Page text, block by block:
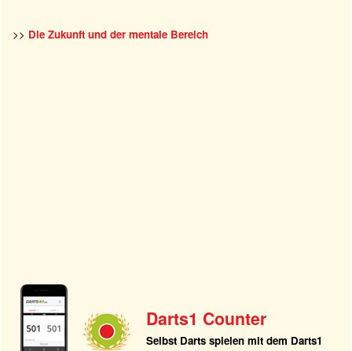
>> Die Zukunft und der mentale Bereich
Darts1 Counter
Selbst Darts spielen mit dem Darts1